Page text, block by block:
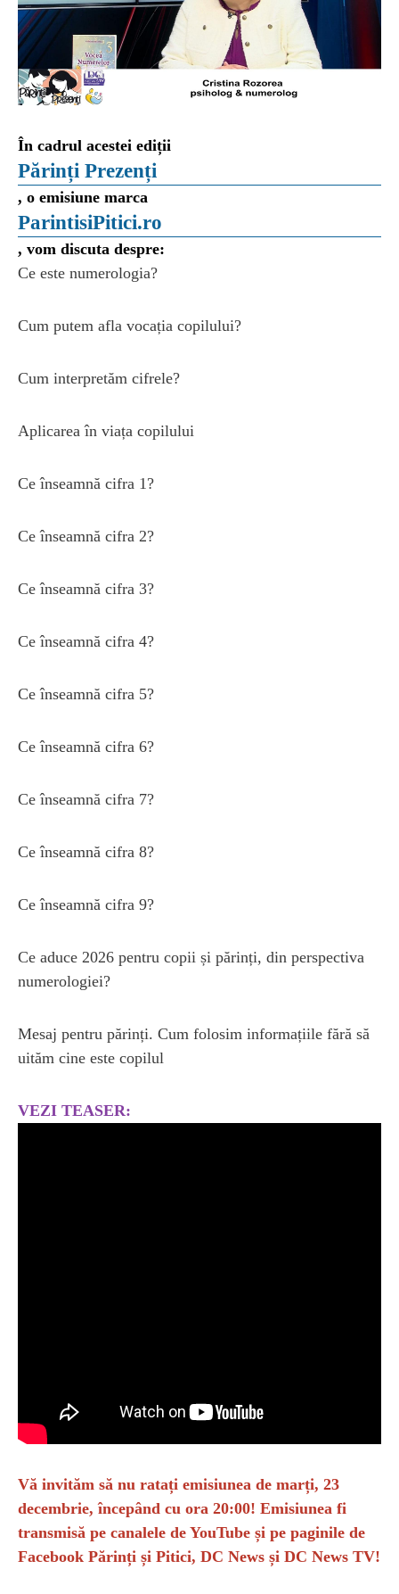
În cadrul acestei ediții
Părinți Prezenți
, o emisiune marca
ParintisiPitici.ro
, vom discuta despre:
Ce este numerologia?
Cum putem afla vocația copilului?
Cum interpretăm cifrele?
Aplicarea în viața copilului
Ce înseamnă cifra 1?
Ce înseamnă cifra 2?
Ce înseamnă cifra 3?
Ce înseamnă cifra 4?
Ce înseamnă cifra 5?
Ce înseamnă cifra 6?
Ce înseamnă cifra 7?
Ce înseamnă cifra 8?
Ce înseamnă cifra 9?
Ce aduce 2026 pentru copii și părinți, din perspectiva
numerologiei?
Mesaj pentru părinți. Cum folosim informațiile fără să
uităm cine este copilul
VEZI TEASER:
Vă invităm să nu ratați emisiunea de marți, 23
decembrie, începând cu ora 20:00! Emisiunea fi
transmisă pe canalele de YouTube și pe paginile de
Facebook Părinți și Pitici, DC News și DC News TV!